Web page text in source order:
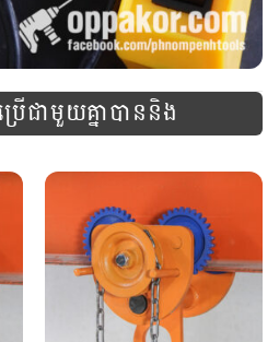
ជាមួយគ្នាបាននិង